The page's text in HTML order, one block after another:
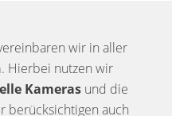
wir in aller
. Hierbei nutzen wir
Kameras und die
berücksichtigen auch